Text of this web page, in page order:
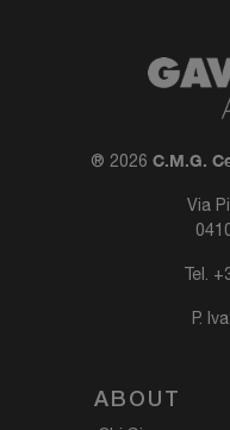
® 2026 C.M.G.
Via
Tel.
P.
ABOUT